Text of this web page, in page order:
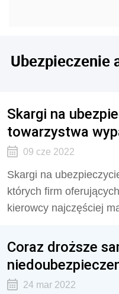
Ubezpieczenie
Skargi na
towarzystwa
09 cze 2022
Skargi na
których firm
kierowcy najczęściej
Coraz droższe
24 mar 2022